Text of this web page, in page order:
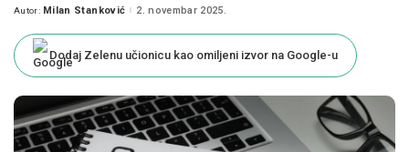
Posted
Autor: Milan Stanković 2. novembar 2025.
Dodaj Zelenu učionicu kao omiljeni izvor na Google-u